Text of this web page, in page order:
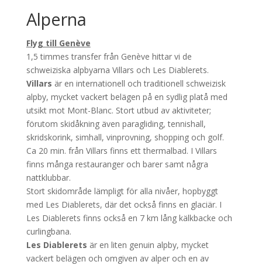
Alperna
Flyg till Genève
1,5 timmes transfer från Genève hittar vi de
schweiziska alpbyarna Villars och Les Diablerets.
Villars är en internationell och traditionell schweizisk
alpby, mycket vackert belägen på en sydlig platå med
utsikt mot Mont-Blanc. Stort utbud av aktiviteter;
förutom skidåkning även paragliding, tennishall,
skridskorink, simhall, vinprovning, shopping och golf.
Ca 20 min. från Villars finns ett thermalbad. I Villars
finns många restauranger och barer samt några
nattklubbar.
Stort skidområde lämpligt för alla nivåer, hopbyggt
med Les Diablerets, där det också finns en glaciär. I
Les Diablerets finns också en 7 km lång kälkbacke och
curlingbana.
Les Diablerets är en liten genuin alpby, mycket
vackert belägen och omgiven av alper och en av